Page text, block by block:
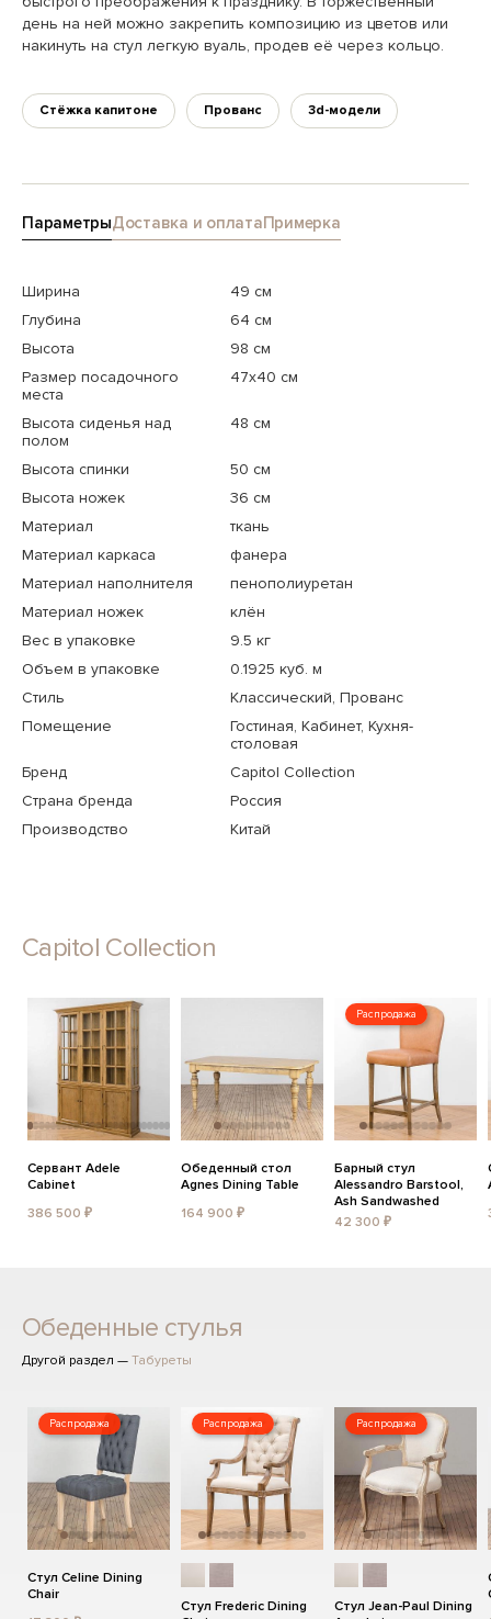
день на ней можно закрепить композицию из цветов или
накинуть на стул легкую вуаль, продев её через кольцо.
Стёжка капитоне Прованс 3d-модели
ПараметрыДоставка и оплатаПримерка
Ширина
49 см
Глубина
64 см
Высота
98 см
Размер посадочного
места
47x40 см
Высота сиденья над
полом
48 см
Высота спинки
50 см
Высота ножек
36 см
Материал
ткань
Материал каркаса
фанера
Материал наполнителя
пенополиуретан
Материал ножек
клён
Вес в упаковке
9.5 кг
Объем в упаковке
0.1925 куб. м
Стиль
Классический, Прованс
Помещение
Гостиная, Кабинет, Кухня-
столовая
Бренд
Capitol Collection
Страна бренда
Россия
Производство
Китай
Capitol Collection
Сервант Adele
Cabinet
386 500 ₽
Обеденный стол
Agnes Dining Table
164 900 ₽
Распродажа
Барный стул
Alessandro Barstool,
Ash Sandwashed
42 300 ₽
Обеденные стулья
Другой раздел — Табуреты
Распродажа
Стул Celine Dining
Chair
Распродажа
Стул Frederic Dining
Распродажа
Стул Jean-Paul Dining